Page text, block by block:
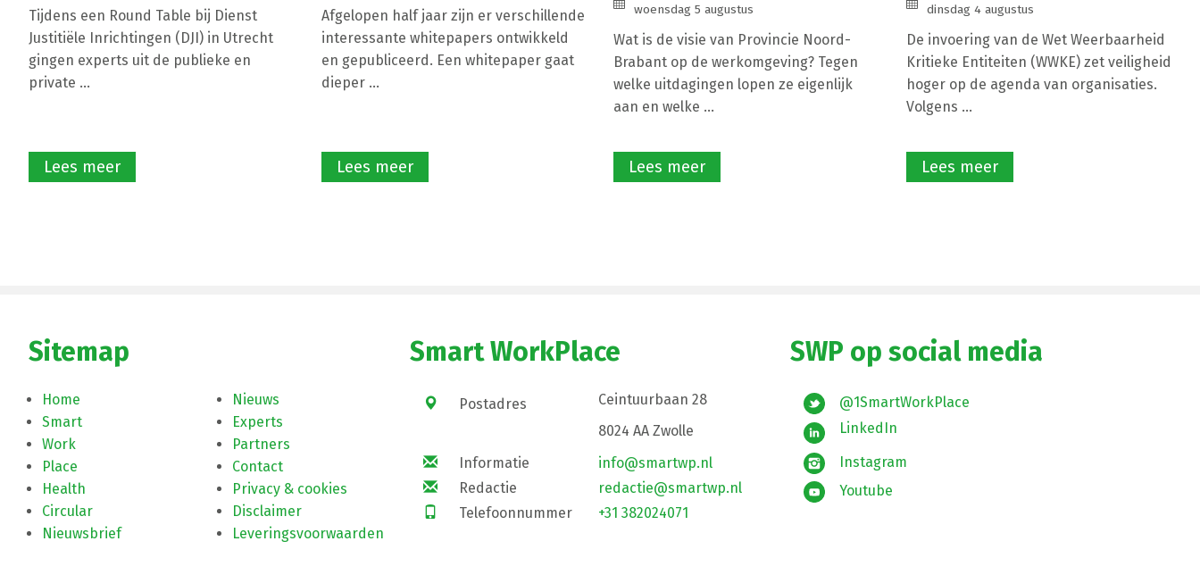
Tijdens een Round Table bij Dienst
Justitiële Inrichtingen (DJI) in Utrecht
gingen experts uit de publieke en
private ...
Lees meer
Afgelopen half jaar zijn er verschillende
interessante whitepapers ontwikkeld
en gepubliceerd. Een whitepaper gaat
dieper ...
Lees meer
woensdag 5 augustus
Wat is de visie van Provincie Noord-
Brabant op de werkomgeving? Tegen
welke uitdagingen lopen ze eigenlijk
aan en welke ...
Lees meer
dinsdag 4 augustus
De invoering van de Wet Weerbaarheid
Kritieke Entiteiten (WWKE) zet veiligheid
hoger op de agenda van organisaties.
Volgens ...
Lees meer
Sitemap
Home
Smart
Work
Place
Health
Circular
Nieuwsbrief
Nieuws
Experts
Partners
Contact
Privacy & cookies
Disclaimer
Leveringsvoorwaarden
Smart WorkPlace
Postadres
Ceintuurbaan 28
8024 AA Zwolle
Informatie
info@smartwp.nl
Redactie
redactie@smartwp.nl
Telefoonnummer
+31 382024071
SWP op social media
@1SmartWorkPlace
LinkedIn
Instagram
Youtube